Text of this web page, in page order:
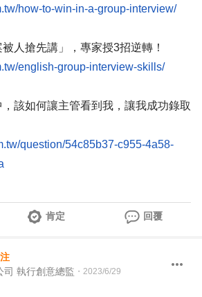
how-to-win-in-a-group-interview/
人搶先講」，專家授3招逆轉！
english-group-interview-skills/
該如何讓主管看到我，讓我成功錄取
question/54c85b37-c955-4a58-
肯定 回覆
司 執行創意總監 ・ 2023/6/29